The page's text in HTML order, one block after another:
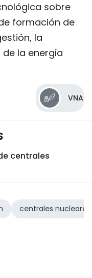
sobre
formación de
la
la energía
VNA
centrales
centrales nucleares